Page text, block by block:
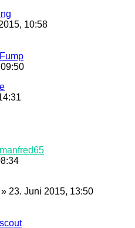
10:58
Fump
manfred65
» 23. Juni 2015, 13:50
scout